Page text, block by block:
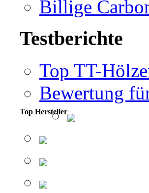
Billige
Testberichte
Top TT-
Bewertung
Top Hersteller